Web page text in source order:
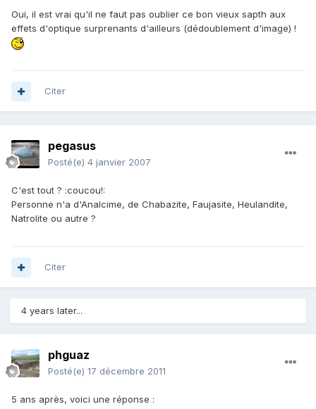
Oui, il est vrai qu'il ne faut pas oublier ce bon vieux sapth aux
effets d'optique surprenants d'ailleurs (dédoublement d'image) !
Citer
pegasus
Posté(e) 4 janvier 2007
C'est tout ? :coucou!:
Personne n'a d'Analcime, de Chabazite, Faujasite, Heulandite,
Natrolite ou autre ?
Citer
4 years later...
phguaz
Posté(e) 17 décembre 2011
5 ans après, voici une réponse :